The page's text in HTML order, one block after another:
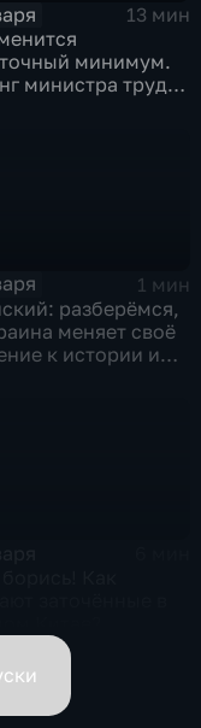
13 мин
минимум.
министра труда
1 мин
разберёмся,
меняет своё
к истории и